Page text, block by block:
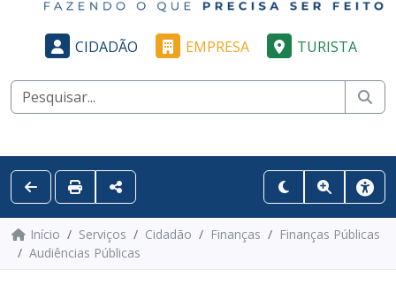
CIDADÃO EMPRESA TURISTA
Início Serviços Cidadão Finanças
Finanças Públicas
Audiências Públicas